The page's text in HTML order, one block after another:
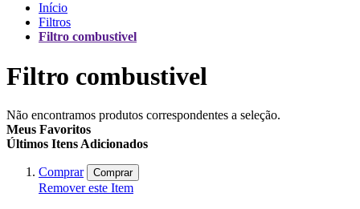
Início
Filtros
Filtro combustivel
Filtro combustivel
Não encontramos produtos correspondentes a seleção.
Meus Favoritos
Últimos Itens Adicionados
Comprar Comprar
Remover este Item